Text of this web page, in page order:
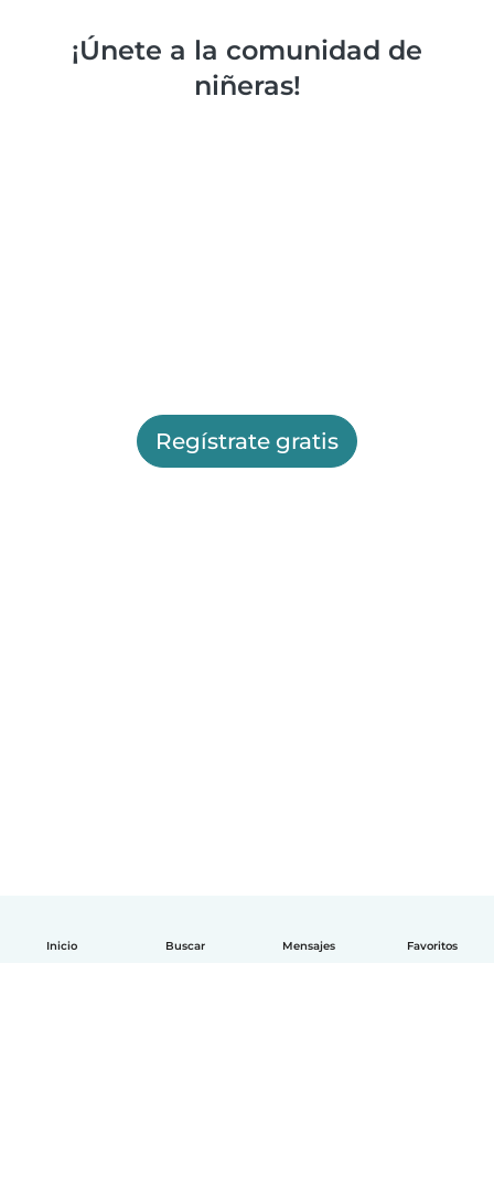
Inicio Buscar Mensajes Favoritos
¡Únete a la comunidad de
niñeras!
Regístrate gratis